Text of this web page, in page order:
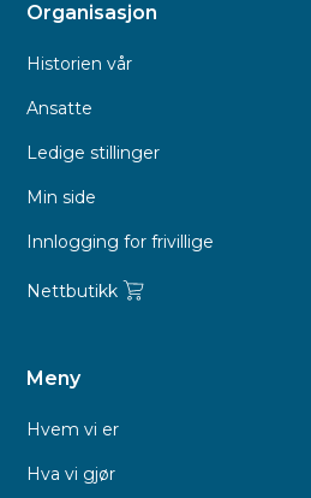
Organisasjon
Historien vår
Ansatte
Ledige stillinger
Min side
Innlogging for frivillige
Nettbutikk
Meny
Hvem vi er
Hva vi gjør